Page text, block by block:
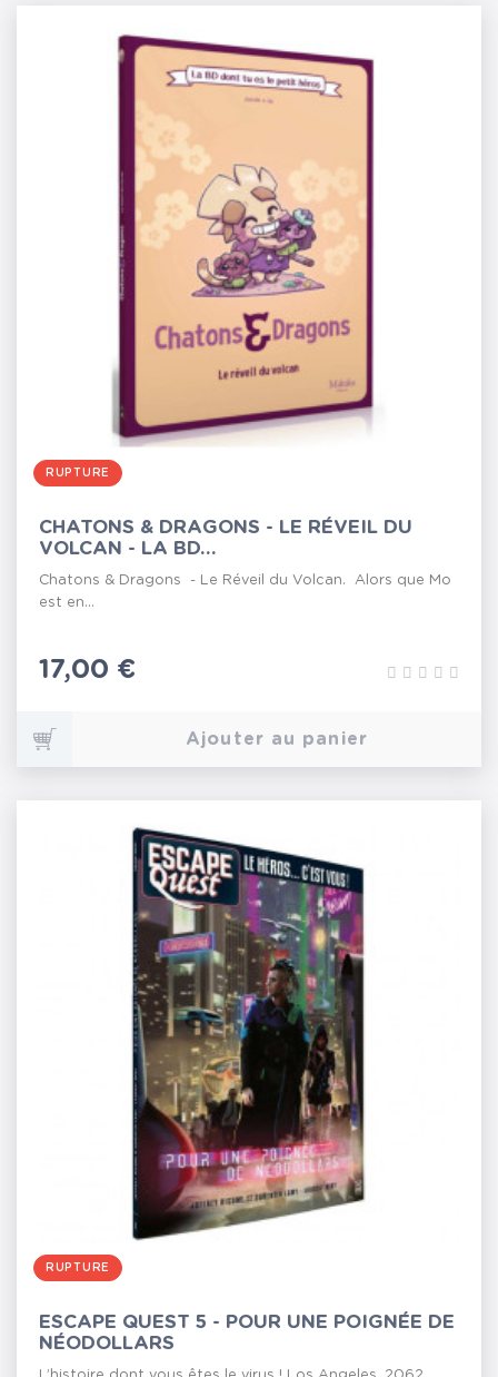
RUPTURE
CHATONS & DRAGONS - LE RÉVEIL DU
VOLCAN - LA BD...
Chatons & Dragons - Le Réveil du Volcan. Alors que Mo
est en...
Prix
17,00 €
Ajouter au panier
RUPTURE
ESCAPE QUEST 5 - POUR UNE POIGNÉE DE
NÉODOLLARS